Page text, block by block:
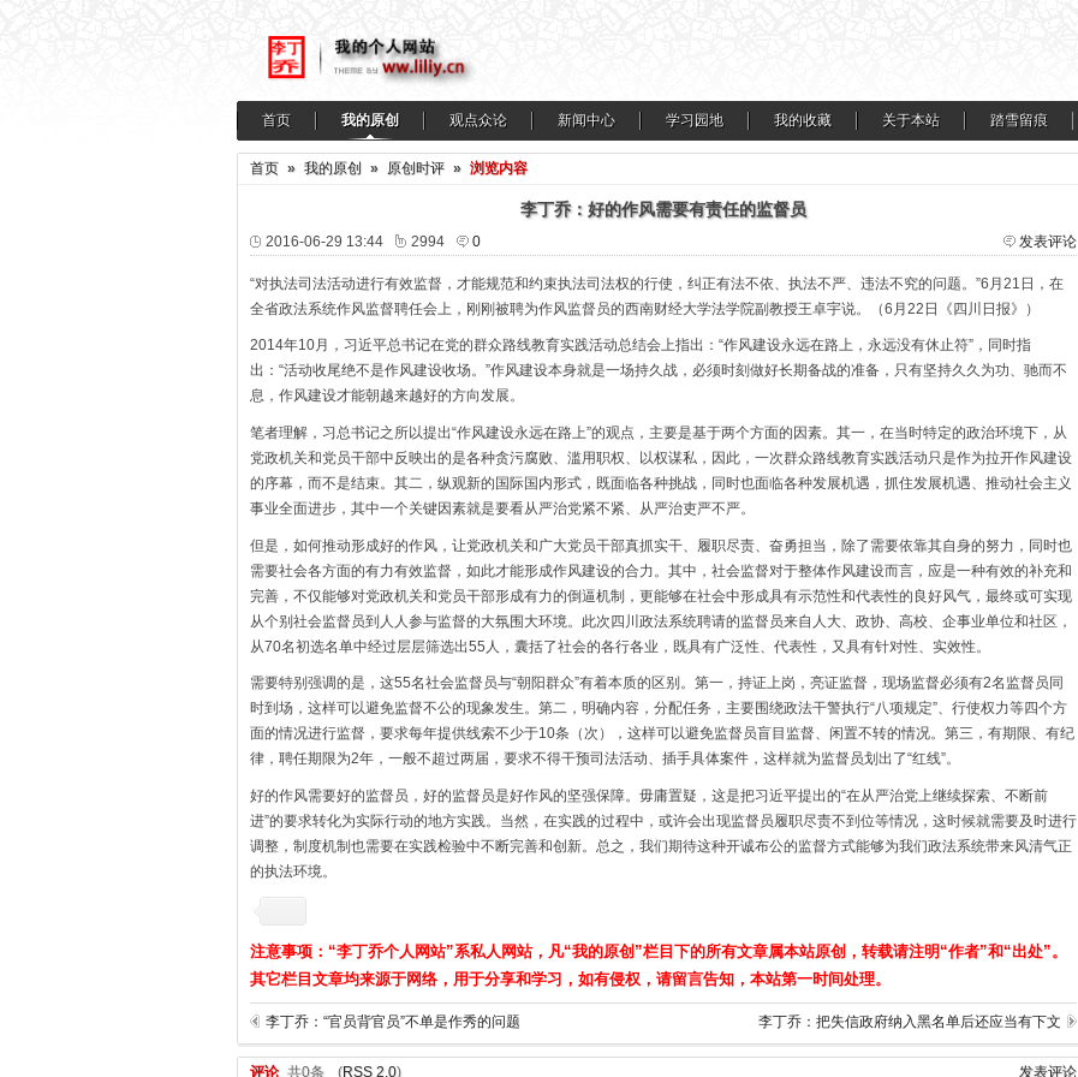
首页 我的原创 观点众论 新闻中心 学习园地 我的收藏 关于本站 踏雪留痕
首页 » 我的原创 » 原创时评 » 浏览内容
李丁乔：好的作风需要有责任的监督员
2016-06-29 13:44 2994 0 发表评论
“对执法司法活动进行有效监督，才能规范和约束执法司法权的行使，纠正有法不依、执法不严、违法不究的问题。”6月21日，在
全省政法系统作风监督聘任会上，刚刚被聘为作风监督员的西南财经大学法学院副教授王卓宇说。（6月22日《四川日报》）
2014年10月，习近平总书记在党的群众路线教育实践活动总结会上指出：“作风建设永远在路上，永远没有休止符”，同时指
出：“活动收尾绝不是作风建设收场。”作风建设本身就是一场持久战，必须时刻做好长期备战的准备，只有坚持久久为功、驰而不
息，作风建设才能朝越来越好的方向发展。
笔者理解，习总书记之所以提出“作风建设永远在路上”的观点，主要是基于两个方面的因素。其一，在当时特定的政治环境下，从
党政机关和党员干部中反映出的是各种贪污腐败、滥用职权、以权谋私，因此，一次群众路线教育实践活动只是作为拉开作风建设
的序幕，而不是结束。其二，纵观新的国际国内形式，既面临各种挑战，同时也面临各种发展机遇，抓住发展机遇、推动社会主义
事业全面进步，其中一个关键因素就是要看从严治党紧不紧、从严治吏严不严。
但是，如何推动形成好的作风，让党政机关和广大党员干部真抓实干、履职尽责、奋勇担当，除了需要依靠其自身的努力，同时也
需要社会各方面的有力有效监督，如此才能形成作风建设的合力。其中，社会监督对于整体作风建设而言，应是一种有效的补充和
完善，不仅能够对党政机关和党员干部形成有力的倒逼机制，更能够在社会中形成具有示范性和代表性的良好风气，最终或可实现
从个别社会监督员到人人参与监督的大氛围大环境。此次四川政法系统聘请的监督员来自人大、政协、高校、企事业单位和社区，
从70名初选名单中经过层层筛选出55人，囊括了社会的各行各业，既具有广泛性、代表性，又具有针对性、实效性。
需要特别强调的是，这55名社会监督员与“朝阳群众”有着本质的区别。第一，持证上岗，亮证监督，现场监督必须有2名监督员同
时到场，这样可以避免监督不公的现象发生。第二，明确内容，分配任务，主要围绕政法干警执行“八项规定”、行使权力等四个方
面的情况进行监督，要求每年提供线索不少于10条（次），这样可以避免监督员盲目监督、闲置不转的情况。第三，有期限、有纪
律，聘任期限为2年，一般不超过两届，要求不得干预司法活动、插手具体案件，这样就为监督员划出了“红线”。
好的作风需要好的监督员，好的监督员是好作风的坚强保障。毋庸置疑，这是把习近平提出的“在从严治党上继续探索、不断前
进”的要求转化为实际行动的地方实践。当然，在实践的过程中，或许会出现监督员履职尽责不到位等情况，这时候就需要及时进行
调整，制度机制也需要在实践检验中不断完善和创新。总之，我们期待这种开诚布公的监督方式能够为我们政法系统带来风清气正
的执法环境。
注意事项：“李丁乔个人网站”系私人网站，凡“我的原创”栏目下的所有文章属本站原创，转载请注明“作者”和“出处”。
其它栏目文章均来源于网络，用于分享和学习，如有侵权，请留言告知，本站第一时间处理。
李丁乔：“官员背官员”不单是作秀的问题 李丁乔：把失信政府纳入黑名单后还应当有下文
评论 共0条 (RSS 2.0) 发表评论